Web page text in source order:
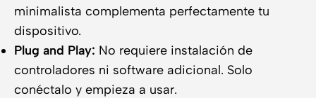
minimalista complementa perfectamente tu
dispositivo.
Plug and Play: No requiere instalación de
controladores ni software adicional. Solo
conéctalo y empieza a usar.